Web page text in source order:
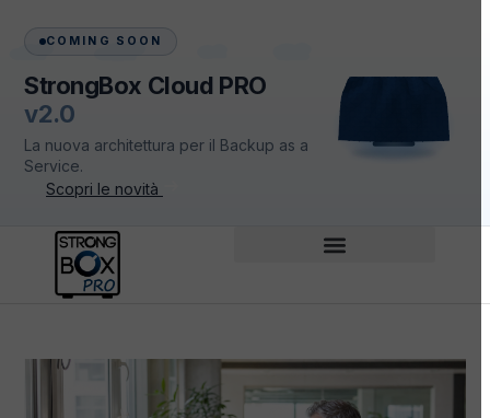
COMING SOON
StrongBox Cloud PRO
v2.0
La nuova architettura per il Backup as a
Service.
Scopri le novità